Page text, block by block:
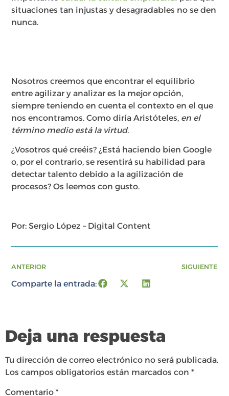
situaciones tan injustas y desagradables no se den
nunca.
Nosotros creemos que encontrar el equilibrio
entre agilizar y analizar es la mejor opción,
siempre teniendo en cuenta el contexto en el que
nos encontramos. Como diría Aristóteles, en el
término medio está la virtud.
¿Vosotros qué creéis? ¿Está haciendo bien Google
o, por el contrario, se resentirá su habilidad para
detectar talento debido a la agilización de
procesos? Os leemos con gusto.
Por: Sergio López – Digital Content
ANTERIOR SIGUIENTE
Comparte la entrada:
Deja una respuesta
Tu dirección de correo electrónico no será publicada.
Los campos obligatorios están marcados con *
Comentario *